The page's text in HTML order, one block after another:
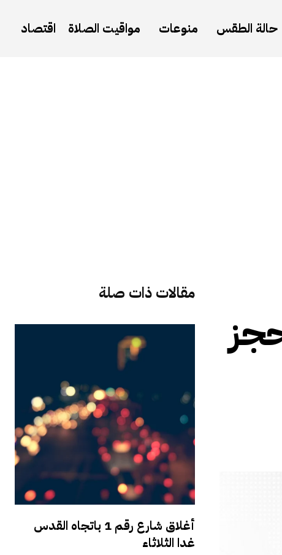
حالة الطقس منوعات مواقيت الصلاة اقتصاد
مقالات ذات صلة
أغلاق شارع رقم 1 باتجاه القدس
غدا الثلاثاء